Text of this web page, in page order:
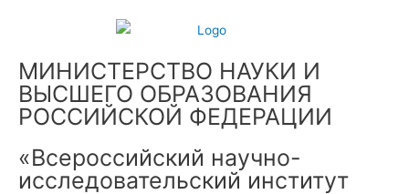
МИНИСТЕРСТВО НАУКИ И
ВЫСШЕГО ОБРАЗОВАНИЯ
РОССИЙСКОЙ ФЕДЕРАЦИИ
«Всероссийский научно-
исследовательский институт